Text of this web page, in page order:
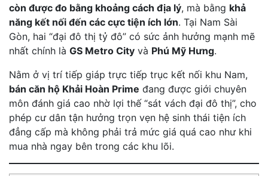
còn được đo bằng khoảng cách địa lý, mà bằng khả
năng kết nối đến các cực tiện ích lớn. Tại Nam Sài
Gòn, hai “đại đô thị tỷ đô” có sức ảnh hưởng mạnh mẽ
nhất chính là GS Metro City và Phú Mỹ Hưng.
Nằm ở vị trí tiếp giáp trực tiếp trục kết nối khu Nam,
bán căn hộ Khải Hoàn Prime đang được giới chuyên
môn đánh giá cao nhờ lợi thế “sát vách đại đô thị”, cho
phép cư dân tận hưởng trọn vẹn hệ sinh thái tiện ích
đẳng cấp mà không phải trả mức giá quá cao như khi
mua nhà ngay bên trong các khu lõi.